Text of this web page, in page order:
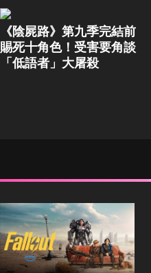
《陰屍路》第九季完結前
賜死十角色！受害要角談
「低語者」大屠殺